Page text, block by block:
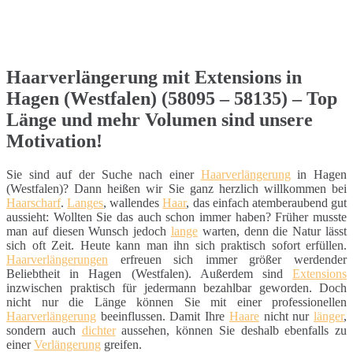
Haarverlängerung mit Extensions in
Hagen (Westfalen) (58095 – 58135) – Top
Länge und mehr Volumen sind unsere
Motivation!
Sie sind auf der Suche nach einer Haarverlängerung in Hagen
(Westfalen)? Dann heißen wir Sie ganz herzlich willkommen bei
Haarscharf.Langes, wallendesHaar, das einfach atemberaubend gut
aussieht: Wollten Sie das auch schon immer haben? Früher musste
man auf diesen Wunsch jedoch lange warten, denn die Natur lässt
sich oft Zeit. Heute kann man ihn sich praktisch sofort erfüllen.
Haarverlängerungen erfreuen sich immer größer werdender
Beliebtheit in Hagen (Westfalen). Außerdem sind Extensions
inzwischen praktisch für jedermann bezahlbar geworden. Doch
nicht nur die Länge können Sie mit einer professionellen
Haarverlängerung beeinflussen. Damit Ihre Haarenicht nurlänger,
sondern auch dichteraussehen, können Sie deshalb ebenfalls zu
einerVerlängerung greifen.